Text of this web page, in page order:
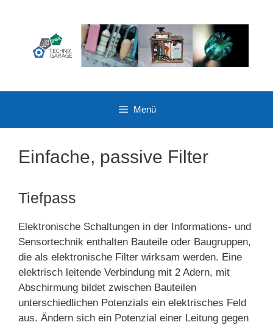
Menü
Einfache, passive Filter
Tiefpass
Elektronische Schaltungen in der Informations- und
Sensortechnik enthalten Bauteile oder Baugruppen,
die als elektronische Filter wirksam werden. Eine
elektrisch leitende Verbindung mit 2 Adern, mit
Abschirmung bildet zwischen Bauteilen
unterschiedlichen Potenzials ein elektrisches Feld
aus. Ändern sich ein Potenzial einer Leitung gegen